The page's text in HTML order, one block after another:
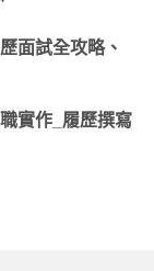
面試全攻略、
實作_履歷撰寫